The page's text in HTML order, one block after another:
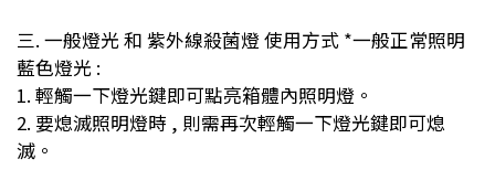
三. 一般燈光 和 紫外線殺菌燈 使用方式 *一般正常照明
藍色燈光 :
1. 輕觸一下燈光鍵即可點亮箱體內照明燈。
2. 要熄滅照明燈時 , 則需再次輕觸一下燈光鍵即可熄
滅。